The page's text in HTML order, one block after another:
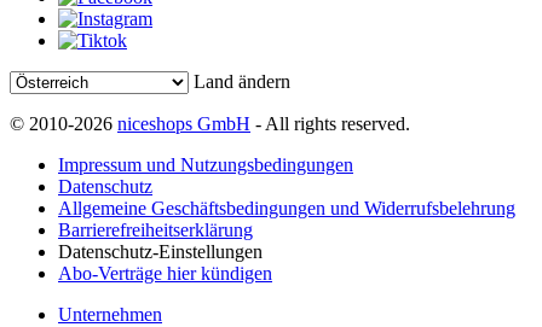
Land ändern
© 2010-2026 niceshops GmbH - All rights reserved.
Impressum und Nutzungsbedingungen
Datenschutz
Allgemeine Geschäftsbedingungen und Widerrufsbelehrung
Barrierefreiheitserklärung
Datenschutz-Einstellungen
Abo-Verträge hier kündigen
Unternehmen